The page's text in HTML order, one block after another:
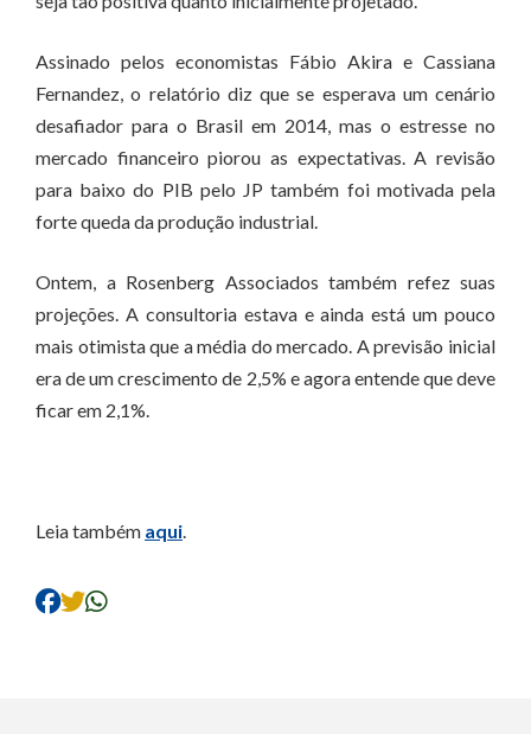
Assinado pelos economistas Fábio Akira e Cassiana
Fernandez, o relatório diz que se esperava um cenário
desafiador para o Brasil em 2014, mas o estresse no
mercado financeiro piorou as expectativas. A revisão
para baixo do PIB pelo JP também foi motivada pela
forte queda da produção industrial.
Ontem, a Rosenberg Associados também refez suas
projeções. A consultoria estava e ainda está um pouco
mais otimista que a média do mercado. A previsão inicial
era de um crescimento de 2,5% e agora entende que deve
ficar em 2,1%.
Leia também aqui.